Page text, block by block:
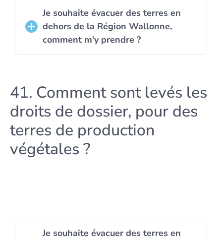
Je souhaite évacuer des terres en
dehors de la Région Wallonne,
comment m’y prendre ?
41. Comment sont levés les
droits de dossier, pour des
terres de production
végétales ?
Je souhaite évacuer des terres en